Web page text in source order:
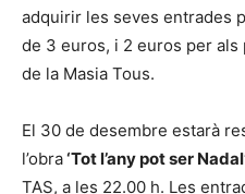
adquirir les seves entrades
de 3 euros, i 2 euros per
de la Masia Tous.
El 30 de desembre estarà
l’obra‘Tot l’any pot ser
TAS, a les 22.00 h. Les